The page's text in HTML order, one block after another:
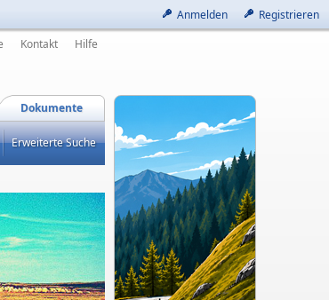
Anmelden Registrieren
Kontakt Hilfe
Dokumente
Erweiterte Suche